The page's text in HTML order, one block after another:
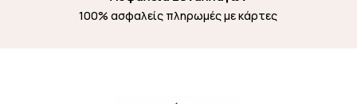
100% ασφαλείς πληρωμές με κάρτες